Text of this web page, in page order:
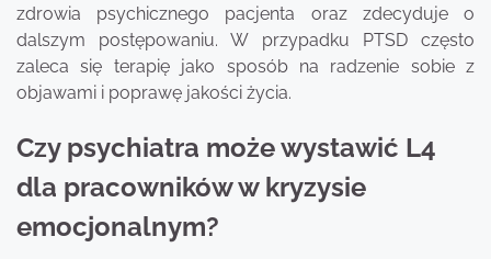
zdrowia psychicznego pacjenta oraz zdecyduje o
dalszym postępowaniu. W przypadku PTSD często
zaleca się terapię jako sposób na radzenie sobie z
objawami i poprawę jakości życia.
Czy psychiatra może wystawić L4
dla pracowników w kryzysie
emocjonalnym?